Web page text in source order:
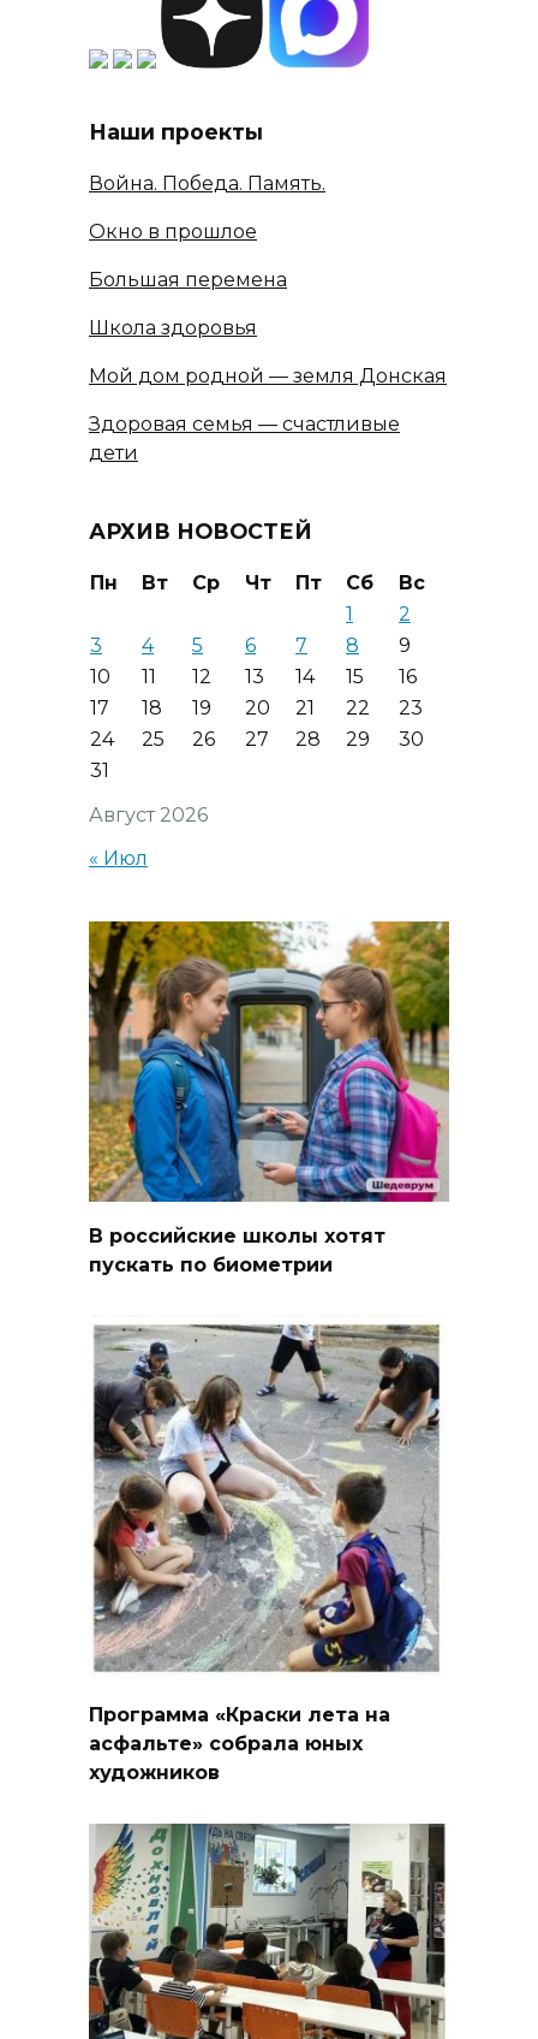
Наши проекты
Война. Победа. Память.
Окно в прошлое
Большая перемена
Школа здоровья
Мой дом родной — земля Донская
Здоровая семья — счастливые
дети
АРХИВ НОВОСТЕЙ
Август 2026
Пн Вт Ср Чт Пт Сб
Вс
1
2
3
4 5 6 7 8
9
10
11 12 13 14 15
16
17
18 19 20 21 22
23
24
25 26 27 28 29
30
31
« Июл
В российские школы хотят
пускать по биометрии
Программа «Краски лета на
асфальте» собрала юных
художников